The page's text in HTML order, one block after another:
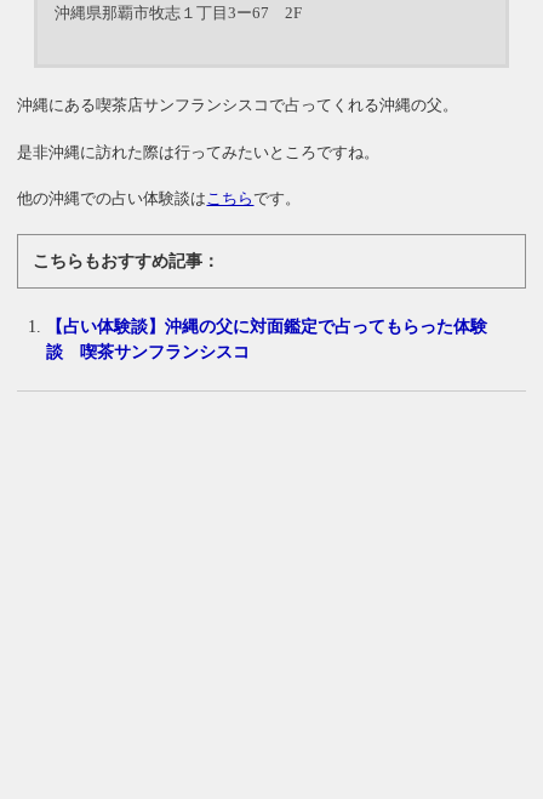
沖縄県那覇市牧志１丁目3ー67 2F
沖縄にある喫茶店サンフランシスコで占ってくれる沖縄の父。
是非沖縄に訪れた際は行ってみたいところですね。
他の沖縄での占い体験談はこちらです。
こちらもおすすめ記事：
【占い体験談】沖縄の父に対面鑑定で占ってもらった体験
談 喫茶サンフランシスコ